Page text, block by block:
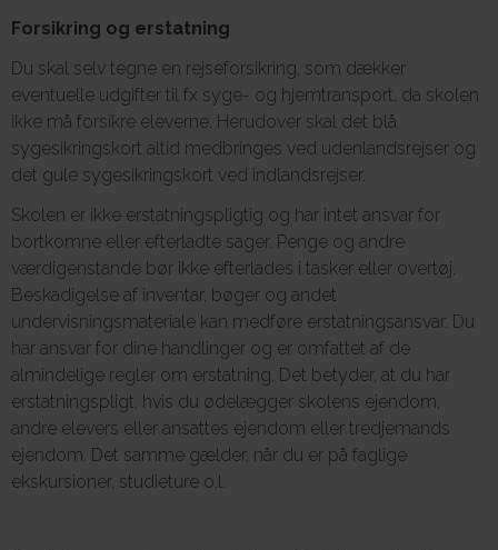
Forsikring og erstatning
Du skal selv tegne en rejseforsikring, som dækker
eventuelle udgifter til fx syge- og hjemtransport, da skolen
ikke må forsikre eleverne. Herudover skal det blå
sygesikringskort altid medbringes ved udenlandsrejser og
det gule sygesikringskort ved indlandsrejser.
Skolen er ikke erstatningspligtig og har intet ansvar for
bortkomne eller efterladte sager. Penge og andre
værdigenstande bør ikke efterlades i tasker eller overtøj.
Beskadigelse af inventar, bøger og andet
undervisningsmateriale kan medføre erstatningsansvar. Du
har ansvar for dine handlinger og er omfattet af de
almindelige regler om erstatning. Det betyder, at du har
erstatningspligt, hvis du ødelægger skolens ejendom,
andre elevers eller ansattes ejendom eller tredjemands
ejendom. Det samme gælder, når du er på faglige
ekskursioner, studieture o.l.